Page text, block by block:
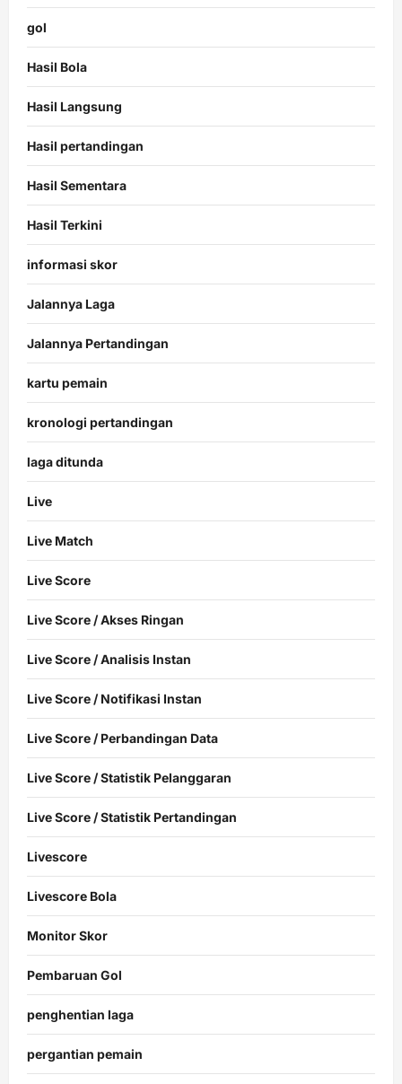
gol
Hasil Bola
Hasil Langsung
Hasil pertandingan
Hasil Sementara
Hasil Terkini
informasi skor
Jalannya Laga
Jalannya Pertandingan
kartu pemain
kronologi pertandingan
laga ditunda
Live
Live Match
Live Score
Live Score / Akses Ringan
Live Score / Analisis Instan
Live Score / Notifikasi Instan
Live Score / Perbandingan Data
Live Score / Statistik Pelanggaran
Live Score / Statistik Pertandingan
Livescore
Livescore Bola
Monitor Skor
Pembaruan Gol
penghentian laga
pergantian pemain